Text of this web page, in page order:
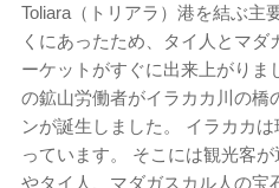
Toliara（トリアラ）港を結ぶ主
くにあったため、タイ人とマ
ーケットがすぐに出来上がりま
の鉱山労働者がイラカカ川の橋
ンが誕生しました。 イラカカ
っています。 そこには観光客
やタイ人、マダガスカル人の宝